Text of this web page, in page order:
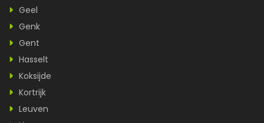
Geel
Genk
Gent
Hasselt
Koksijde
Kortrijk
Leuven